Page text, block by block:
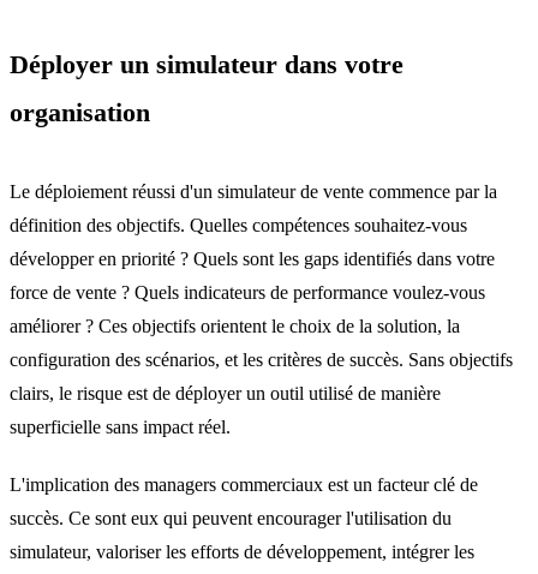
Déployer un simulateur dans votre
organisation
Le déploiement réussi d'un simulateur de vente commence par la
définition des objectifs. Quelles compétences souhaitez-vous
développer en priorité ? Quels sont les gaps identifiés dans votre
force de vente ? Quels indicateurs de performance voulez-vous
améliorer ? Ces objectifs orientent le choix de la solution, la
configuration des scénarios, et les critères de succès. Sans objectifs
clairs, le risque est de déployer un outil utilisé de manière
superficielle sans impact réel.
L'implication des managers commerciaux est un facteur clé de
succès. Ce sont eux qui peuvent encourager l'utilisation du
simulateur, valoriser les efforts de développement, intégrer les